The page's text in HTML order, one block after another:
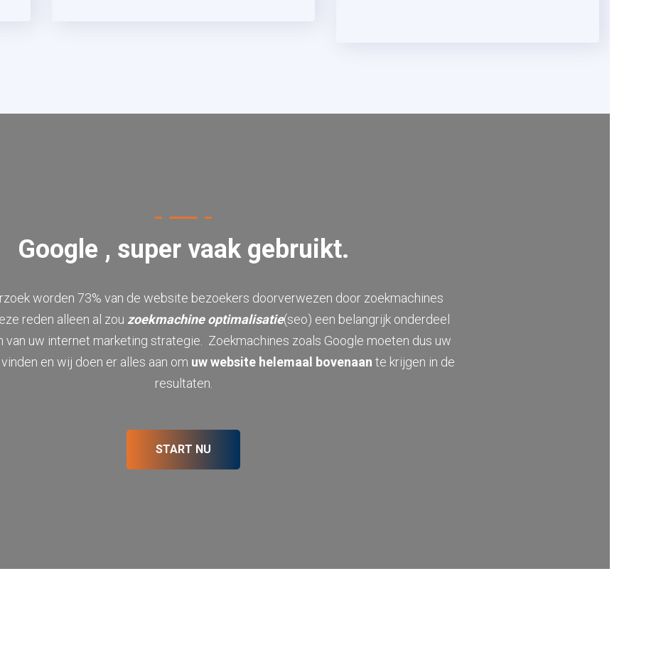
Google , super vaak gebruikt.
worden 73% van de website bezoekers doorverwezen door zoekmachines
reden alleen al zou zoekmachine optimalisatie(seo) een belangrijk onderdeel
van uw internet marketing strategie. Zoekmachines zoals Google moeten dus uw
en wij doen er alles aan om uw website helemaal bovenaan te krijgen in de
resultaten.
START NU